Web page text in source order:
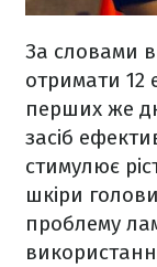
За словами
отримати 12
перших же
засіб
стимулює
шкіри
проблему